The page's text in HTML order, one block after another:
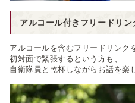
アルコール付きフリードリン
アルコールを含むフリードリンク
初対面で緊張するという方も、
自衛隊員と乾杯しながらお話を楽